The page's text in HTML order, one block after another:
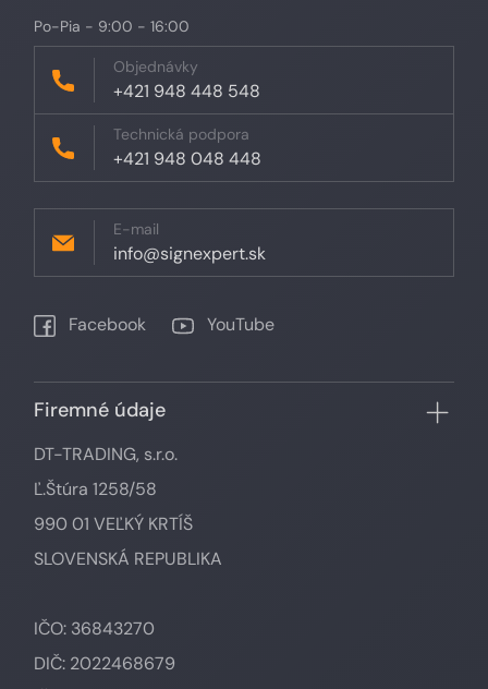
Po-Pia - 9:00 - 16:00
Objednávky
+421 948 448 548
Technická podpora
+421 948 048 448
E-mail
info@signexpert.sk
Facebook YouTube
Firemné údaje
DT-TRADING, s.r.o.
Ľ.Štúra 1258/58
990 01 VEĽKÝ KRTÍŠ
SLOVENSKÁ REPUBLIKA
IČO: 36843270
DIČ: 2022468679